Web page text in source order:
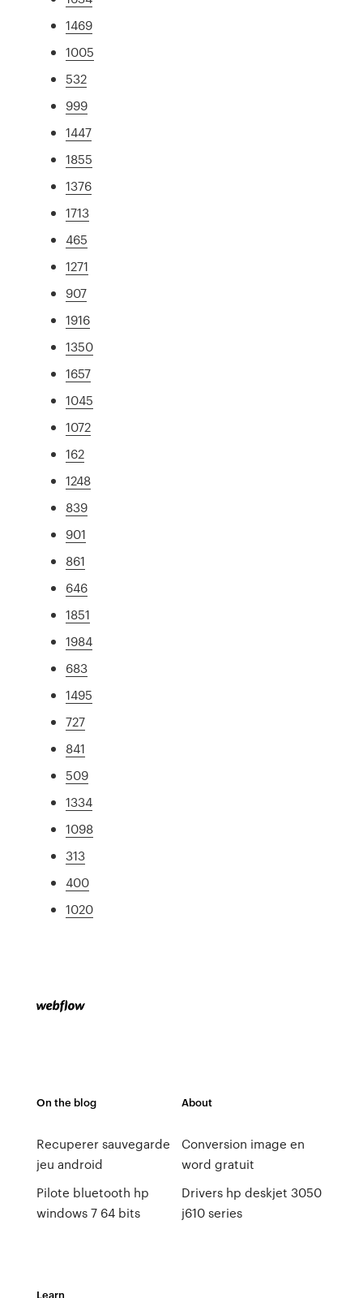
1469
1005
532
999
1447
1855
1376
1713
465
1271
907
1916
1350
1657
1045
1072
162
1248
839
901
861
646
1851
1984
683
1495
727
841
509
1334
1098
313
400
1020
On the blog
Recuperer sauvegarde
jeu android
Pilote bluetooth hp
windows 7 64 bits
About
Conversion image en
word gratuit
Drivers hp deskjet 3050
j610 series
Learn